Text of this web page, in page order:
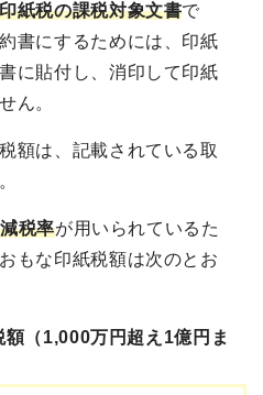
紙税の課税対象文書で
書にするためには、印紙
に貼付し、消印して印紙
ん。
額は、記載されている取
税率が用いられているた
もな印紙税額は次のとお
額（1,000万円超え1億円ま